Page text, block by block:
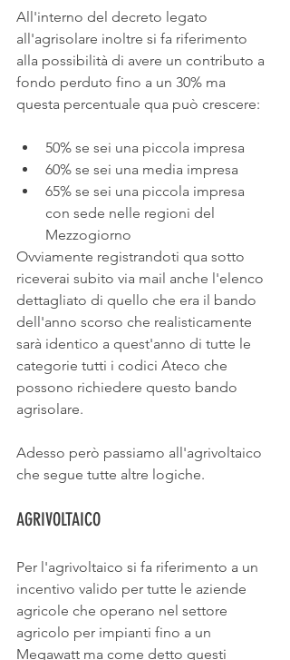
All'interno del decreto legato
all'agrisolare inoltre si fa riferimento
alla possibilità di avere un contributo a
fondo perduto fino a un 30% ma
questa percentuale qua può crescere:
50% se sei una piccola impresa
60% se sei una media impresa
65% se sei una piccola impresa
con sede nelle regioni del
Mezzogiorno
Ovviamente registrandoti qua sotto
riceverai subito via mail anche l'elenco
dettagliato di quello che era il bando
dell'anno scorso che realisticamente
sarà identico a quest'anno di tutte le
categorie tutti i codici Ateco che
possono richiedere questo bando
agrisolare.
Adesso però passiamo all'agrivoltaico
che segue tutte altre logiche.
AGRIVOLTAICO
Per l'agrivoltaico si fa riferimento a un
incentivo valido per tutte le aziende
agricole che operano nel settore
agricolo per impianti fino a un
Megawatt ma come detto questi